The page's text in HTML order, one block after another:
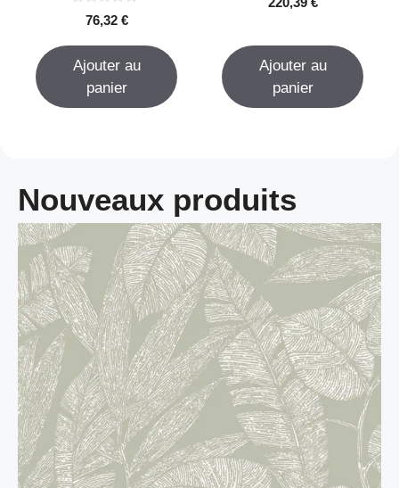
5
76,32 €
Ajouter au
panier
s
5
Ajouter au
panier
Nouveaux produits